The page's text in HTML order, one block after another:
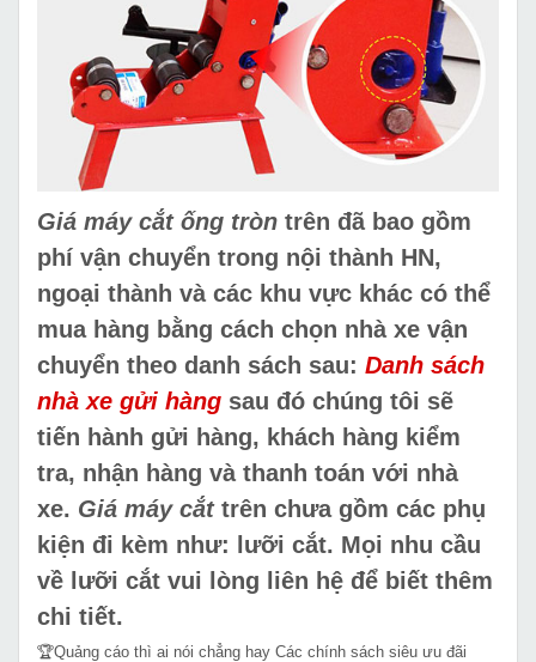
Giá máy cắt ống tròn trên đã bao gồm
phí vận chuyển trong nội thành HN,
ngoại thành và các khu vực khác có thể
mua hàng bằng cách chọn nhà xe vận
chuyển theo danh sách sau: Danh sách
nhà xe gửi hàng sau đó chúng tôi sẽ
tiến hành gửi hàng, khách hàng kiểm
tra, nhận hàng và thanh toán với nhà
xe. Giá máy cắttrên chưa gồm các phụ
kiện đi kèm như: lưỡi cắt. Mọi nhu cầu
về lưỡi cắt vui lòng liên hệ để biết thêm
chi tiết.
🏆Quảng cáo thì ai nói chẳng hay Các chính sách siêu ưu đãi